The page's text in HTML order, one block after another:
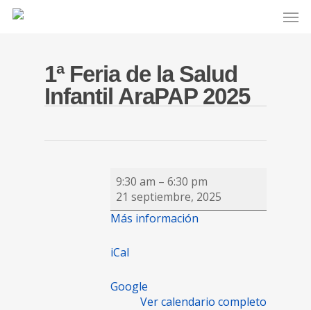
1ª Feria de la Salud
Infantil AraPAP 2025
1ª
Feria
de
la
Infantil
2025
9:30 am – 6:30 pm
21 septiembre, 2025
Más información
iCal
Google
Ver calendario completo